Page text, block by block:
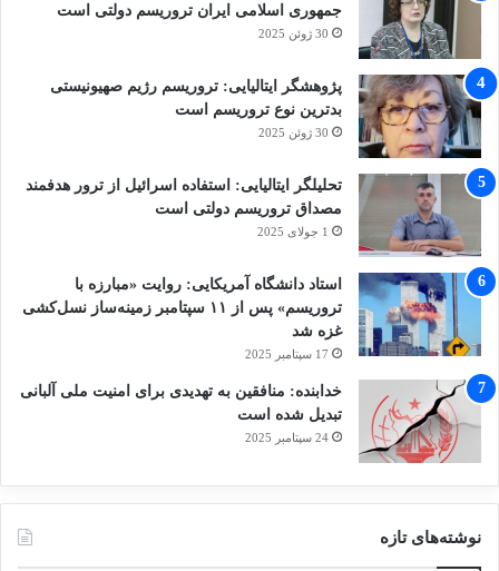
جمهوری اسلامی ایران تروریسم دولتی است
30 ژوئن 2025
پژوهشگر ایتالیایی: تروریسم رژیم صهیونیستی
بدترین نوع تروریسم است
30 ژوئن 2025
تحلیلگر ایتالیایی: استفاده اسرائیل از ترور هدفمند
مصداق تروریسم دولتی است
1 جولای 2025
استاد دانشگاه آمریکایی: روایت «مبارزه با
تروریسم» پس از ۱۱ سپتامبر زمینه‌ساز نسل‌کشی
غزه شد
17 سپتامبر 2025
خدابنده: منافقین به تهدیدی برای امنیت ملی آلبانی
تبدیل شده است
24 سپتامبر 2025
نوشته‌های تازه